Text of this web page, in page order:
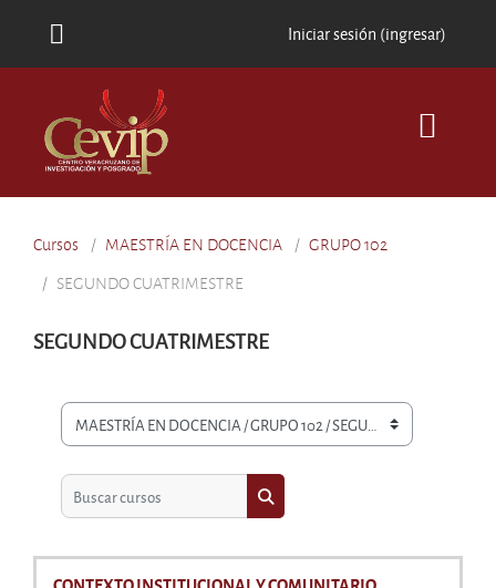
Iniciar sesión (ingresar)
Cursos MAESTRÍA EN DOCENCIA
GRUPO 102
SEGUNDO CUATRIMESTRE
SEGUNDO CUATRIMESTRE
Categorías
Buscar cursos
Buscar cursos